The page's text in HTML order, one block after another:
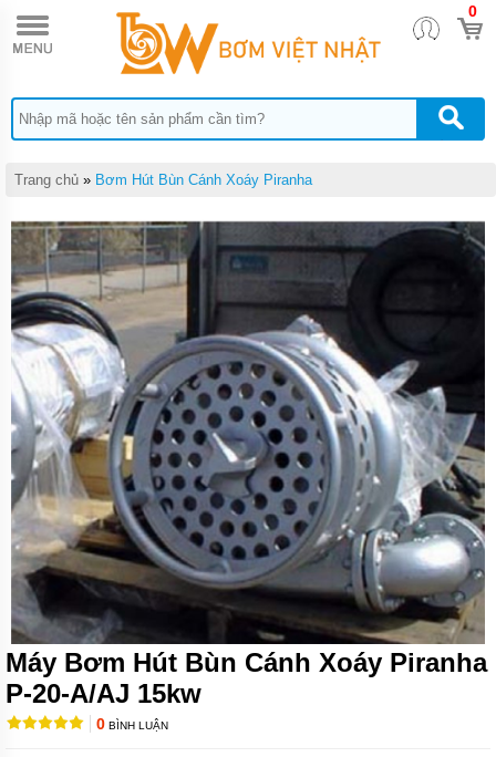
0
TRANG
CHỦ
CHÌM
NƯỚC
THẢI
BƠM
NƯỚC
THẢI
EBARA
BƠM
CHÌM
NƯỚC
THẢI
TSURUMI
BƠM
CHÌM
NƯỚC
THẢI
MEUDY
BƠM
CHÌM
NƯỚC
THẢI
FIRMLY
BƠM
CHÌM
NƯỚC
THẢI
KENFEI
Trang chủ » Bơm Hút Bùn Cánh Xoáy Piranha
Máy Bơm Hút Bùn Cánh Xoáy Piranha
P-20-A/AJ 15kw
0 BÌNH LUẬN